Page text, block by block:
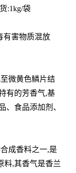
:1kg/袋
有害物质混放
微黄色鳞片结
有的芳香气,基
、食品添加剂、
成香料之一,是
料,其香气是香兰